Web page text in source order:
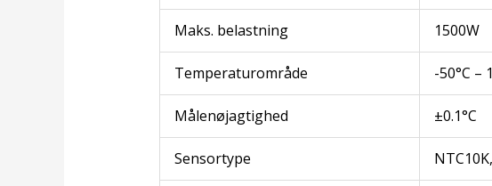
Maks. belastning 1500W
Temperaturområde -50°C –
Målenøjagtighed ±0.1°C
Sensortype